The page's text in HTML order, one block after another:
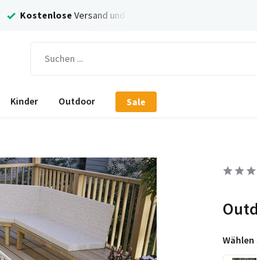
Kostenlose Versand und Rückversand
Kinder Outdoor Sale
Wählen